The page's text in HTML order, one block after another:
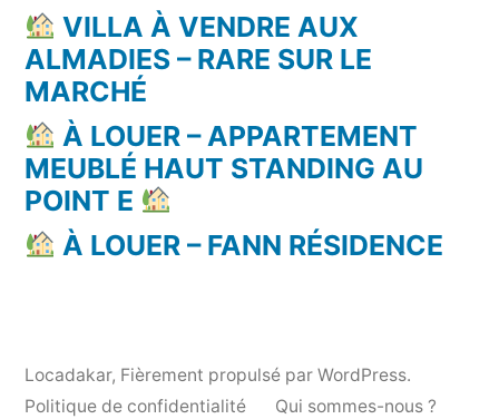
VILLA À VENDRE AUX
ALMADIES – RARE SUR LE
MARCHÉ
À LOUER – APPARTEMENT
MEUBLÉ HAUT STANDING AU
POINT E
À LOUER – FANN RÉSIDENCE
Locadakar, Fièrement propulsé par WordPress.
Politique de confidentialité
Qui sommes-nous ?